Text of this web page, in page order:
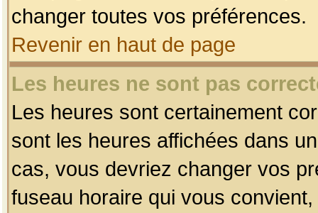
changer toutes vos préférences.
Revenir en haut de page
Les heures ne sont pas
Les heures sont certainement
sont les heures affichées dans
cas, vous devriez changer vos
fuseau horaire qui vous